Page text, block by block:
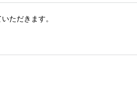
ただきます。